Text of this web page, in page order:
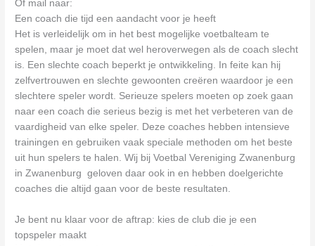
Of mail naar:
Een coach die tijd een aandacht voor je heeft
Het is verleidelijk om in het best mogelijke voetbalteam te
spelen, maar je moet dat wel heroverwegen als de coach slecht
is. Een slechte coach beperkt je ontwikkeling. In feite kan hij
zelfvertrouwen en slechte gewoonten creëren waardoor je een
slechtere speler wordt. Serieuze spelers moeten op zoek gaan
naar een coach die serieus bezig is met het verbeteren van de
vaardigheid van elke speler. Deze coaches hebben intensieve
trainingen en gebruiken vaak speciale methoden om het beste
uit hun spelers te halen. Wij bij Voetbal Vereniging Zwanenburg
in Zwanenburg geloven daar ook in en hebben doelgerichte
coaches die altijd gaan voor de beste resultaten.
Je bent nu klaar voor de aftrap: kies de club die je een
topspeler maakt